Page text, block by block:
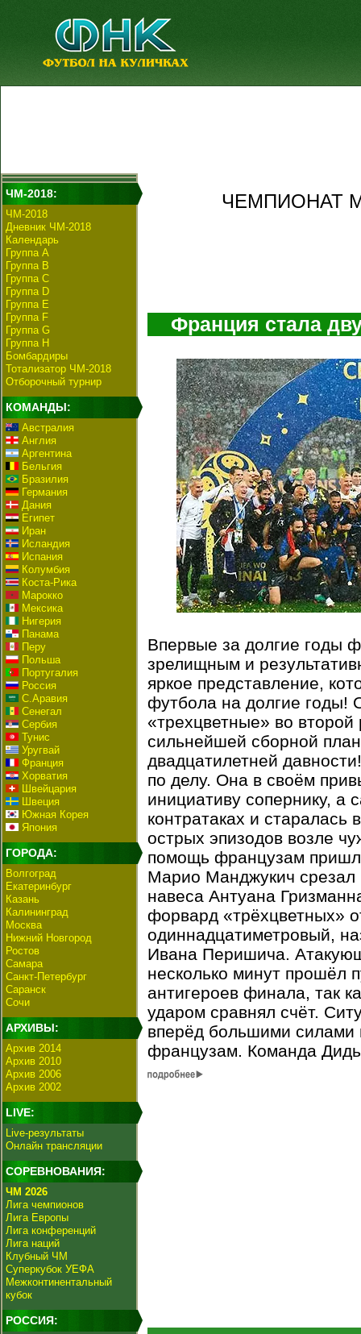
ЧМ-2018:
ЧМ-2018
Дневник ЧМ-2018
Календарь
Группа А
Группа B
Группа C
Группа D
Группа E
Группа F
Группа G
Группа H
Бомбардиры
Тотализатор ЧМ-2018
Отборочный турнир
КОМАНДЫ:
Австралия
Англия
Аргентина
Бельгия
Бразилия
Германия
Дания
Египет
Иран
Исландия
Испания
Колумбия
Коста-Рика
Марокко
Мексика
Нигерия
Панама
Перу
Польша
Португалия
Россия
С.Аравия
Сенегал
Сербия
Тунис
Уругвай
Франция
Хорватия
Швейцария
Швеция
Южная Корея
Япония
ГОРОДА:
Волгоград
Екатеринбург
Казань
Калининград
Москва
Нижний Новгород
Ростов
Самара
Санкт-Петербург
Саранск
Сочи
АРХИВЫ:
Архив 2014
Архив 2010
Архив 2006
Архив 2002
LIVE:
Live-результаты
Онлайн трансляции
СОРЕВНОВАНИЯ:
ЧМ 2026
Лига чемпионов
Лига Европы
Лига конференций
Лига наций
Клубный ЧМ
Суперкубок УЕФА
Межконтинентальный
кубок
РОССИЯ:
ЧЕМПИОНАТ
Франция стала
Впервые за долгие годы
зрелищным и
яркое представление,
футбола на долгие годы!
«трехцветные» во второй
сильнейшей сборной
двадцатилетней
по делу. Она в своём
инициативу сопернику,
контратаках и
острых эпизодов возле
помощь французам
Марио Манджукич срезал
навеса Антуана
форвард «трёхцветных»
одиннадцатиметровый,
Ивана Перишича.
несколько минут прошёл
антигероев финала, так
ударом сравнял счёт.
вперёд большими силами
французам. Команда